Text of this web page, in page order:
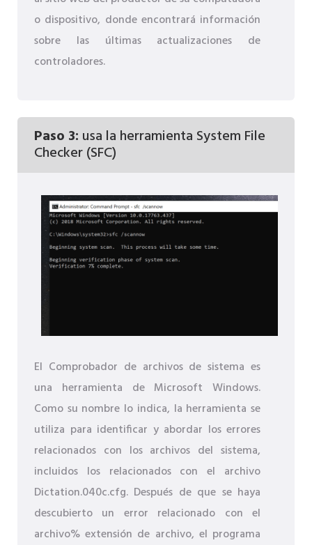
o dispositivo, donde encontrará información
sobre las últimas actualizaciones de
controladores.
Paso 3: usa la herramienta System File
Checker (SFC)
El Comprobador de archivos de sistema es
una herramienta de Microsoft Windows.
Como su nombre lo indica, la herramienta se
utiliza para identificar y abordar los errores
relacionados con los archivos del sistema,
incluidos los relacionados con el archivo
Dictation.040c.cfg. Después de que se haya
descubierto un error relacionado con el
archivo% extensión de archivo, el programa